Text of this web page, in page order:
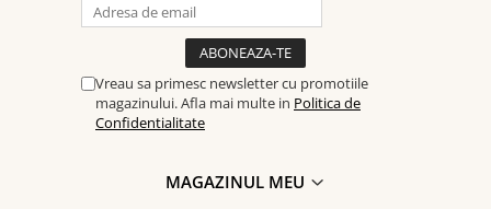
Fiind un produs handmade, pot exista mici imperfecțiuni, fiecare
pereche de cercei fiind unică.
Vreau sa primesc newsletter cu promotiile
magazinului. Afla mai multe in Politica de
Confidentialitate
MAGAZINUL MEU